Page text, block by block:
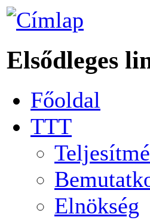
Elsődleges
Főoldal
TTT
Elnökség